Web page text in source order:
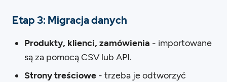
Etap 3: Migracja danych
Produkty, klienci, zamówienia - importowane
są za pomocą CSV lub API.
Strony treściowe - trzeba je odtworzyć